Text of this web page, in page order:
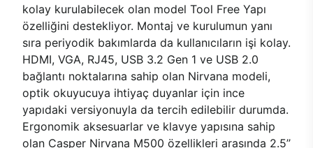
kolay kurulabilecek olan model Tool Free Yapı
özelliğini destekliyor. Montaj ve kurulumun yanı
sıra periyodik bakımlarda da kullanıcıların işi kolay.
HDMI, VGA, RJ45, USB 3.2 Gen 1 ve USB 2.0
bağlantı noktalarına sahip olan Nirvana modeli,
optik okuyucuya ihtiyaç duyanlar için ince
yapıdaki versiyonuyla da tercih edilebilir durumda.
Ergonomik aksesuarlar ve klavye yapısına sahip
olan Casper Nirvana M500 özellikleri arasında 2.5’’